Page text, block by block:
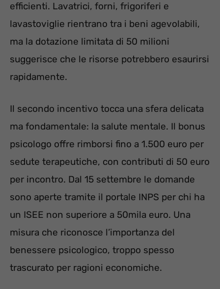
efficienti. Lavatrici, forni, frigoriferi e
lavastoviglie rientrano tra i beni agevolabili,
ma la dotazione limitata di 50 milioni
suggerisce che le risorse potrebbero esaurirsi
rapidamente.
Il secondo incentivo tocca una sfera delicata
ma fondamentale: la salute mentale. Il bonus
psicologo offre rimborsi fino a 1.500 euro per
sedute terapeutiche, con contributi di 50 euro
per incontro. Dal 15 settembre le domande
sono aperte tramite il portale INPS per chi ha
un ISEE non superiore a 50mila euro. Una
misura che riconosce l’importanza del
benessere psicologico, troppo spesso
trascurato per ragioni economiche.